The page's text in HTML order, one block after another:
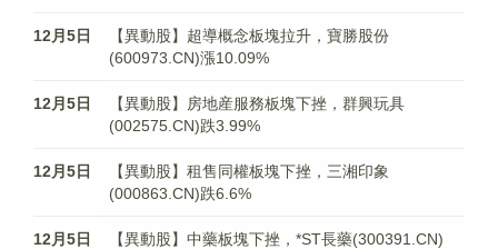
12月5日
【異動股】超導概念板塊拉升，寶勝股份
(600973.CN)漲10.09%
12月5日
【異動股】房地産服務板塊下挫，群興玩具
(002575.CN)跌3.99%
12月5日
【異動股】租售同權板塊下挫，三湘印象
(000863.CN)跌6.6%
12月5日
【異動股】中藥板塊下挫，*ST長藥(300391.CN)